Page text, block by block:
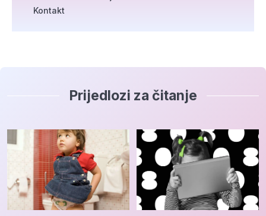
Kontakt
Prijedlozi za čitanje